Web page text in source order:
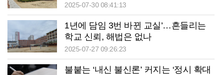
2025-07-30 08:41:13
1년에 담임 3번 바뀐 교실’…흔들리는
학교 신뢰, 해법은 없나
2025-07-27 09:26:23
불붙는 ‘내신 불신론’ 커지는 ‘정시 확대